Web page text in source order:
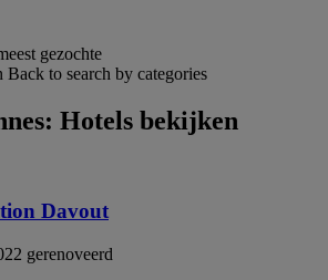
gezochte
Back to search by categories
Hotels bekijken
Davout
gerenoveerd